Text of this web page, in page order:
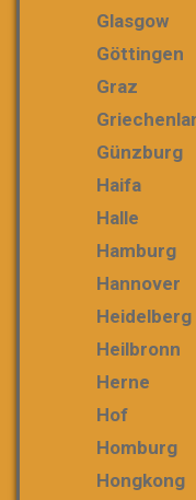
Glasgow
Göttingen
Graz
Günzburg
Haifa
Halle
Hamburg
Hannover
Heidelberg
Heilbronn
Herne
Hof
Homburg
Hongkong